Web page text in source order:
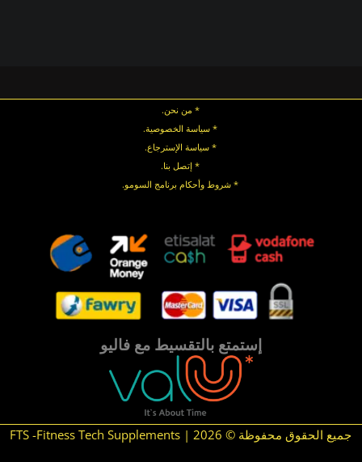
* من نحن.
* سياسة الخصوصية.
*سياسة الإسترجاع.
* إتصل بنا.
* شروط وأحكام برنامج السومو.
إستمتع بالتقسيط مع فاليو
جميع الحقوق محفوظة © 2026 | FTS -Fitness Tech Supplements